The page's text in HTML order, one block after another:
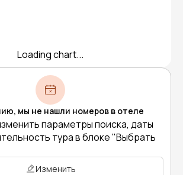
Loading chart...
мы не нашли номеров в отеле
параметры поиска, даты
тура в блоке "Выбрать
Изменить